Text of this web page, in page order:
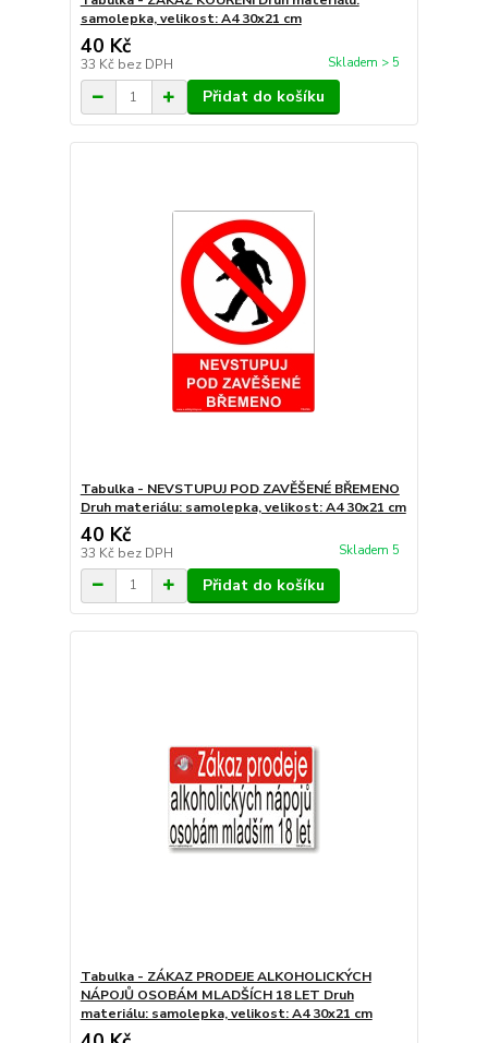
samolepka, velikost: A4 30x21 cm
40 Kč
33 Kč bez DPH Skladem > 5
Přidat do košíku
Tabulka - NEVSTUPUJ POD ZAVĚŠENÉ BŘEMENO
Druh materiálu: samolepka, velikost: A4 30x21 cm
40 Kč
33 Kč bez DPH Skladem 5
Přidat do košíku
Tabulka - ZÁKAZ PRODEJE ALKOHOLICKÝCH
NÁPOJŮ OSOBÁM MLADŠÍCH 18 LET Druh
materiálu: samolepka, velikost: A4 30x21 cm